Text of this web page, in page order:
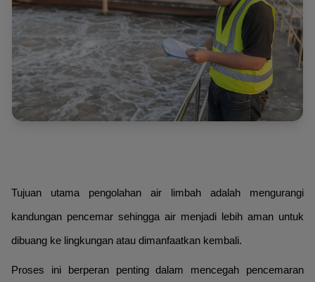
Tujuan utama pengolahan air limbah adalah mengurangi
kandungan pencemar sehingga air menjadi lebih aman untuk
dibuang ke lingkungan atau dimanfaatkan kembali.
Proses ini berperan penting dalam mencegah pencemaran